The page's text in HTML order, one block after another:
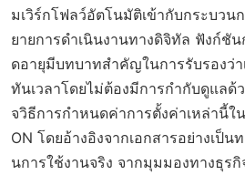
มเวิร์กโฟลว์อัตโนมัติเข้ากับกระบวน
ยายการดำเนินงานทางดิจิทัล ฟังก์ชั
ดอายุมีบทบาทสำคัญในการรับรองว่
ทันเวลาโดยไม่ต้องมีการกำกับดูแลด้
จวิธีการกำหนดค่าการตั้งค่าเหล่านี้ใ
ON โดยอ้างอิงจากเอกสารอย่างเป็
นการใช้งานจริง จากมุมมองทางธุรกิ